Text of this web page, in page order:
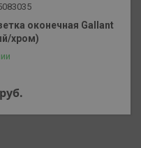
оконечная Gallant
хром)
руб.